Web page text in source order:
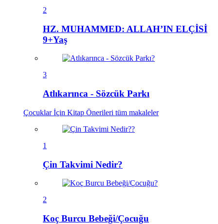
2
HZ. MUHAMMED: ALLAH’IN ELÇİSİ
9+Yaş
3
Atlıkarınca - Sözcük Parkı
Çocuklar İçin Kitap Önerileri tüm makaleler
1
Çin Takvimi Nedir?
2
Koç Burcu Bebeği/Çocuğu